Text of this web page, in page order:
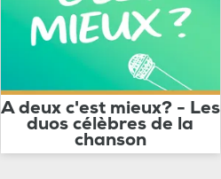
A deux c'est mieux? - Les
duos célèbres de la
chanson